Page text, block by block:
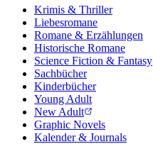
Krimis & Thriller
Liebesromane
Romane & Erzählungen
Historische Romane
Science Fiction & Fantasy
Sachbücher
Kinderbücher
Young Adult
New Adult
Graphic Novels
Kalender & Journals